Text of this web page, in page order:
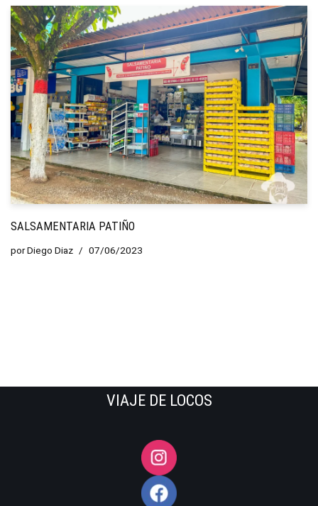
SALSAMENTARIA PATIÑO
porDiego Diaz 07/06/2023
VIAJE DE LOCOS